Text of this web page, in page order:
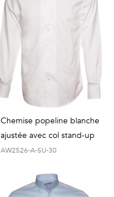
Chemise popeline blanche
ajustée avec col stand-up
AW2526-A-SU-30